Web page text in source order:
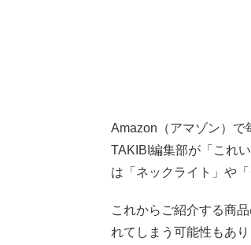
Amazon（アマゾン）で
TAKIBI編集部が「これ
は「ネックライト」や
これからご紹介する商
れてしまう可能性もあ